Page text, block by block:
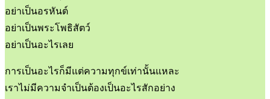
อย่าเป็นอรหันต์
อย่าเป็นพระโพธิสัตว์
อย่าเป็นอะไรเลย
การเป็นอะไรก็มีแต่ความทุกข์เท่านั้นแหละ
เราไม่มีความจำเป็นต้องเป็นอะไรสักอย่าง